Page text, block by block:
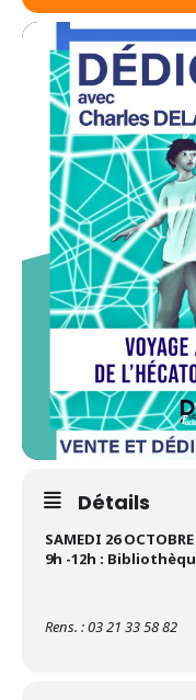
Détails
SAMEDI 26
9h -12h :
Rens. : 03 21 33 58 82